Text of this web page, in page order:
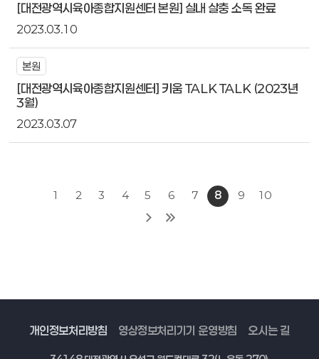
[대전광역시육아종합지원센터 본원] 실내 살충 소독 완료
2023.03.10
본원
[대전광역시육아종합지원센터] 키움 TALK TALK (2023년
3월)
2023.03.07
1 2 3 4 5 6 7 8 9 10
개인정보처리방침 영상정보처리기기 운영방침 오시는 길